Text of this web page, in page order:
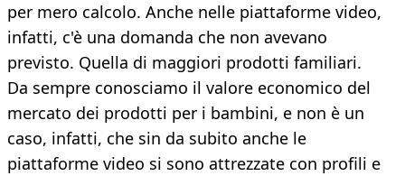
per mero calcolo. Anche nelle piattaforme video,
infatti, c'è una domanda che non avevano
previsto. Quella di maggiori prodotti familiari.
Da sempre conosciamo il valore economico del
mercato dei prodotti per i bambini, e non è un
caso, infatti, che sin da subito anche le
piattaforme video si sono attrezzate con profili e